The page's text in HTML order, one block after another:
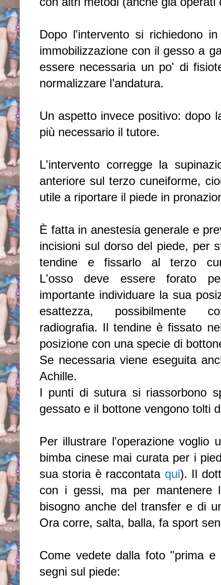
Dopo l'intervento si richiedono
immobilizzazione con il gesso a
essere necessaria un po' di
normalizzare l’andatura.
Un aspetto invece positivo: dopo
più necessario il tutore.
L'intervento corregge la
anteriore sul terzo cuneiforme,
utile a riportare il piede in
È fatta in anestesia generale e
incisioni sul dorso del piede, per
tendine e fissarlo al terzo
L'osso deve essere forato
importante individuare la sua
esattezza, possibilmente
radiografia. Il tendine è fissato
posizione con una specie di
Se necessaria viene eseguita
Achille.
I punti di sutura si riassorbono
gessato e il bottone vengono tolti
Per illustrare l'operazione voglio
bimba cinese mai curata per i
sua storia è raccontata qui). Il
con i gessi, ma per mantenere
bisogno anche del transfer e di
Ora corre, salta, balla, fa sport
Come vedete dalla foto "prima
segni sul piede: